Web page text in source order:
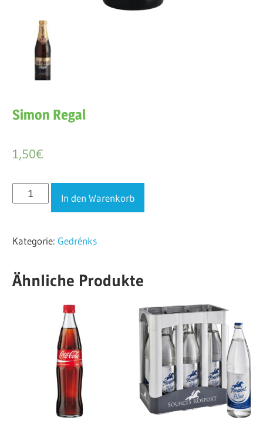
Simon Regal
1,50€
Simon
In den Warenkorb
Kategorie:Gedrénks
Ähnliche Produkte